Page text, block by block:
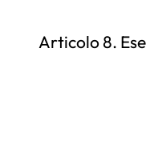
Articolo 8.